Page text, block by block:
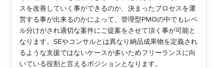
スを改善していく事ができるのか、決まったプロセスを運
営する事が出来るのかによって、管理型PMOの中でもレベ
ル分けがされ適切な案件にご提案をさせて頂く事が可能と
なります。SEやコンサルとは異なり納品成果物を定義され
るような支援ではないケースが多いためフリーランスに向
いている役割と言えるポジションとなります。